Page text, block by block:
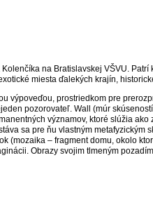
na Bratislavskej VŠVU.
miesta ďalekých krajín,
výpoveďou, prostriedkom pre
pozorovateľ. Wall (múr
významov, ktoré slúžia
sa pre ňu vlastným
(mozaika – fragment domu, okolo
Obrazy svojim tlmeným